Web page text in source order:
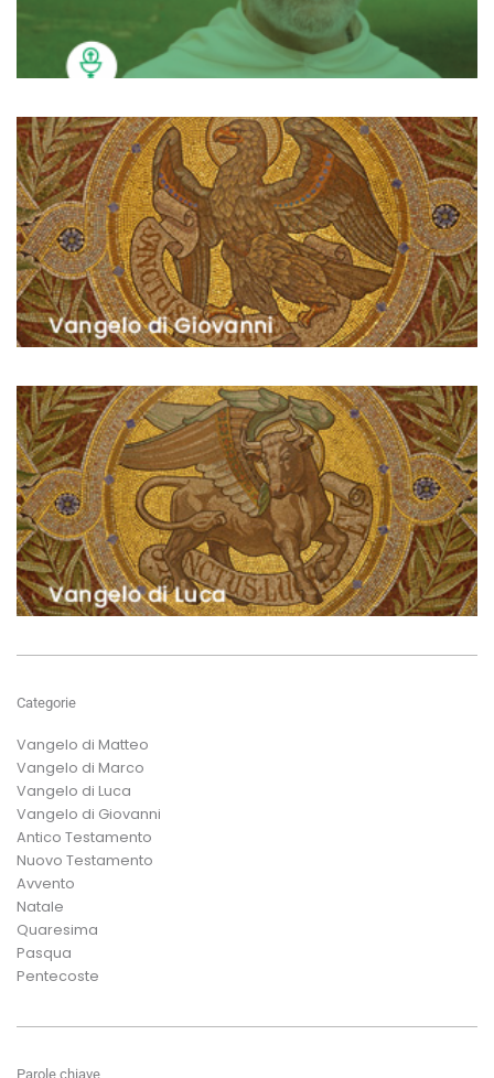
Categorie
Vangelo di Matteo
Vangelo di Marco
Vangelo di Luca
Vangelo di Giovanni
Antico Testamento
Nuovo Testamento
Avvento
Natale
Quaresima
Pasqua
Pentecoste
Parole chiave